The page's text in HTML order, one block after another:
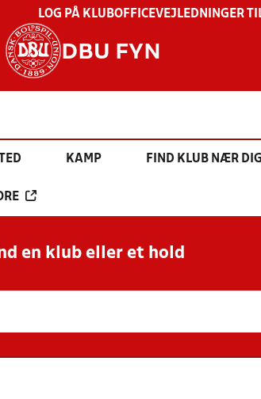
LOG PÅ KLUBOFFICEVEJLEDNINGER
DBU FYN
KAMP FIND KLUB NÆR DIG
en klub eller et hold